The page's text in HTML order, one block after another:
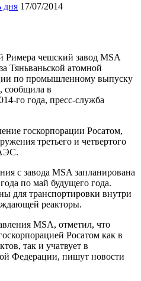
дня 17/07/2014
чешский завод MSA
Тяньваньской атомной
по промышленному выпуску
сообщила в
го года, пресс-служба
госкорпорации Росатом,
третьего и четвертого
с завода MSA запланирована
по май будущего года.
для транспортировки внутри
реакторы.
MSA, отметил, что
Росатом как в
так и учатвует в
Федерации, пишут новости